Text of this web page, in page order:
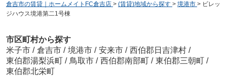
倉吉市の賃貸｜ホームメイトFC倉吉店 > (賃貸)地域から探す > 境港市 > ビレッ
ジハウス境港第二1号棟
市区町村から探す
米子市 / 倉吉市 / 境港市 / 安来市 / 西伯郡日吉津村 /
東伯郡湯梨浜町 / 鳥取市 / 西伯郡南部町 / 東伯郡三朝町 /
東伯郡北栄町